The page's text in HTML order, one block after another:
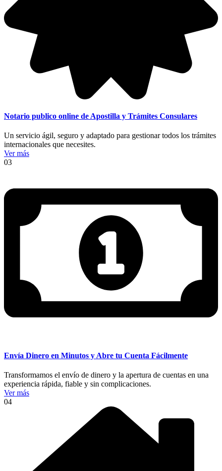
Notario publico online de Apostilla y Trámites Consulares
Un servicio ágil, seguro y adaptado para gestionar todos los trámites
internacionales que necesites.
Ver más
03
Envía Dinero en Minutos y Abre tu Cuenta Fácilmente
Transformamos el envío de dinero y la apertura de cuentas en una
experiencia rápida, fiable y sin complicaciones.
Ver más
04